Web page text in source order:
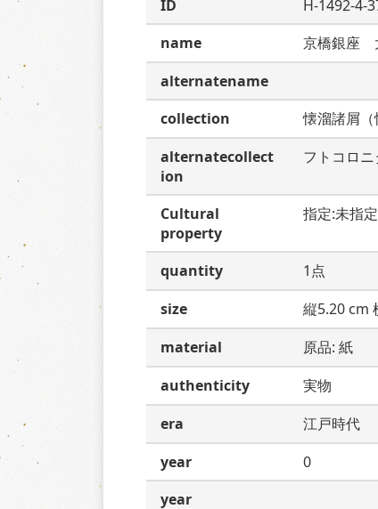
ID
H-1492-4-
name
京橋銀座　
alternatename
collection
懐溜諸屑（
alternatecollect
ion
フトコロ
Cultural
property
指定:未指定
quantity
1点
size
縦5.20 cm
material
原品: 紙
authenticity
実物
era
江戸時代
year
0
year